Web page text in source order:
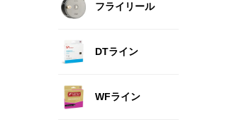
フライリール
DTライン
WFライン